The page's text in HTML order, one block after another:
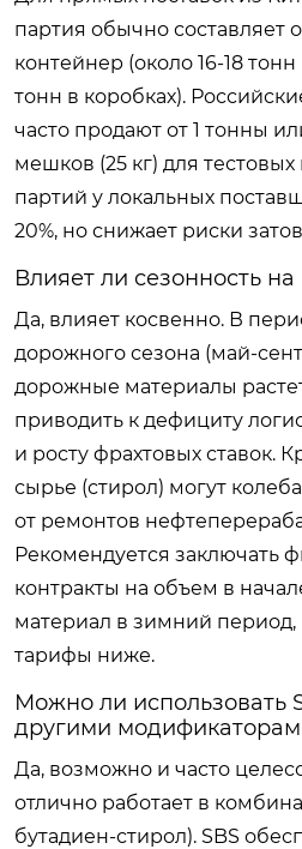
партия обычно составляет
контейнер (около 16-18
тонн в коробках).
часто продают от 1 тонны
мешков (25 кг) для
партий у локальных
20%, но снижает риски
Влияет ли сезонность
Да, влияет косвенно. В
дорожного сезона (май-
дорожные материалы
приводить к дефициту
и росту фрахтовых ставок.
сырье (стирол) могут
от ремонтов
Рекомендуется заключать
контракты на объем в
материал в зимний период,
тарифы ниже.
Можно ли использовать
другими
Да, возможно и часто
отлично работает в
бутадиен-стирол). SBS